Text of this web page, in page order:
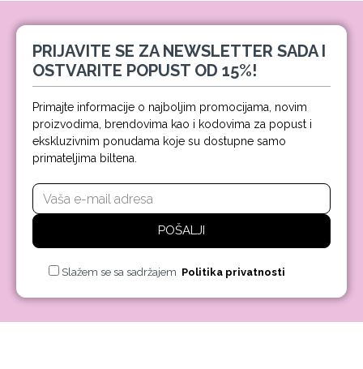
PRIJAVITE SE ZA NEWSLETTER SADA I
OSTVARITE POPUST OD 15%!
Primajte informacije o najboljim promocijama, novim
proizvodima, brendovima kao i kodovima za popust i
ekskluzivnim ponudama koje su dostupne samo
primateljima biltena.
POŠALJI
Slažem se sa sadržajem Politika privatnosti